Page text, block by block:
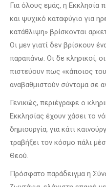
Για όλους εμάς, η Εκκλησία
και ψυχικό καταφύγιο για
κατάθλιψη» βρίσκονται
Οι μεν γιατί δεν βρίσκουν
παραπάνω. Οι δε κληρικοί,
πιστεύουν πως «κάποιος
αναβαθμιστούν σύντομα σε
Γενικώς, περιέγραφε ο
Εκκλησίας έχουν χάσει το
δημιουργία, για κάτι
τραβήξει τον κόσμο πάλι
Θεού.
Πρόσφατο παράδειγμα η